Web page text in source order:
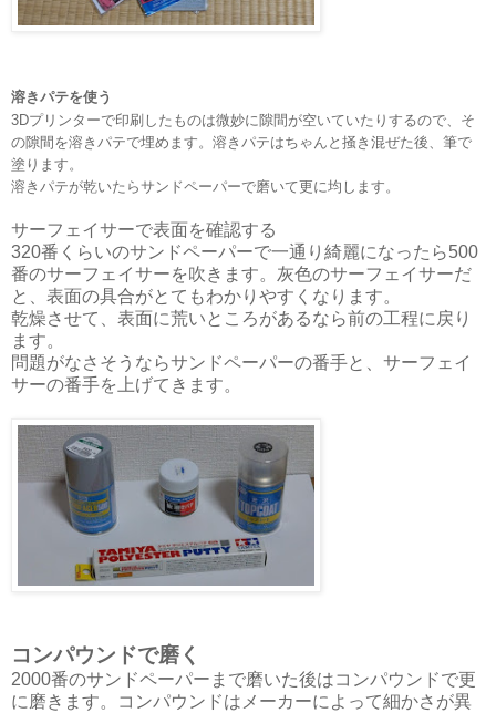
溶きパテを使う
3Dプリンターで印刷したものは微妙に隙間が空いていたりするので、そ
の隙間を溶きパテで埋めます。溶きパテはちゃんと掻き混ぜた後、筆で
塗ります。
溶きパテが乾いたらサンドペーパーで磨いて更に均します。
サーフェイサーで表面を確認する
320番くらいのサンドペーパーで一通り綺麗になったら500
番のサーフェイサーを吹きます。灰色のサーフェイサーだ
と、表面の具合がとてもわかりやすくなります。
乾燥させて、表面に荒いところがあるなら前の工程に戻り
ます。
問題がなさそうならサンドペーパーの番手と、サーフェイ
サーの番手を上げてきます。
コンパウンドで磨く
2000番のサンドペーパーまで磨いた後はコンパウンドで更
に磨きます。コンパウンドはメーカーによって細かさが異